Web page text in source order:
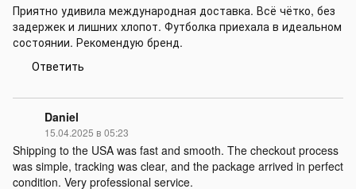
Приятно удивила международная доставка. Всё чётко, без
задержек и лишних хлопот. Футболка приехала в идеальном
состоянии. Рекомендую бренд.
Ответить
Daniel
15.04.2025 в 05:23
Shipping to the USA was fast and smooth. The checkout process
was simple, tracking was clear, and the package arrived in perfect
condition. Very professional service.